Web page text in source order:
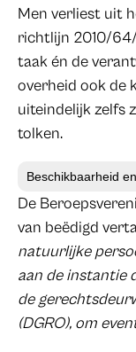
Men verliest uit
richtlijn 2010/
taak én de
overheid ook de
uiteindelijk zelfs
tolken.
Beschikbaarheid
De
van beëdigd
natuurlijke
aan de instantie
de
(DGRO), om